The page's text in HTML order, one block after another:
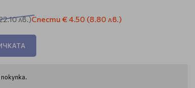
лв.)Спести € 4.50 (8.80 лв.)